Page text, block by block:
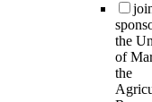
the
of
the